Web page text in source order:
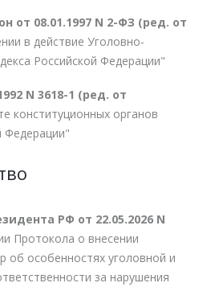
от 08.01.1997 N 2-ФЗ (ред. от
в действие Уголовно-
Российской Федерации"
N 3618-1 (ред. от
конституционных органов
Федерации"
РФ от 22.05.2026 N
Протокола о внесении
об особенностях уголовной и
за нарушения